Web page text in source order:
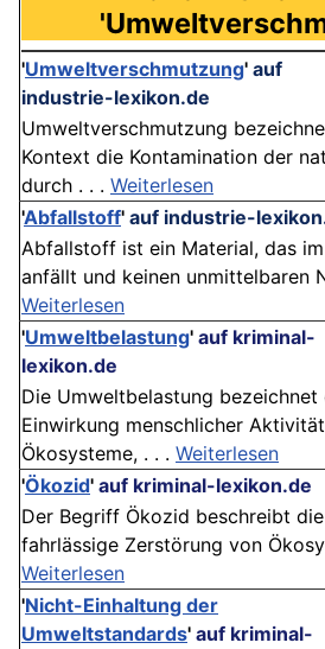
'Umweltverschmutzung' auf
industrie-lexikon.de
Umweltverschmutzung
Kontext die Kontamination der
durch . . . Weiterlesen
'Abfallstoff' auf industrie-
Abfallstoff ist ein Material, das
anfällt und keinen unmittelbaren
Weiterlesen
'Umweltbelastung' auf kriminal-
lexikon.de
Die Umweltbelastung bezeichnet
Einwirkung menschlicher
Ökosysteme, . . . Weiterlesen
'Ökozid' auf kriminal-lexikon.de
Der Begriff Ökozid beschreibt
fahrlässige Zerstörung von
Weiterlesen
'Nicht-Einhaltung der
Umweltstandards' auf kriminal-